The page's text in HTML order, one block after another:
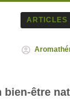
ARTICLES
bien-être